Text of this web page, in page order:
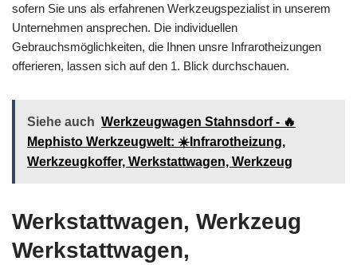
sofern Sie uns als erfahrenen Werkzeugspezialist in unserem
Unternehmen ansprechen. Die individuellen
Gebrauchsmöglichkeiten, die Ihnen unsre Infrarotheizungen
offerieren, lassen sich auf den 1. Blick durchschauen.
Siehe auch Werkzeugwagen Stahnsdorf - 🔥
Mephisto Werkzeugwelt: ☀️Infrarotheizung,
Werkzeugkoffer, Werkstattwagen, Werkzeug
Werkstattwagen, Werkzeug
Werkstattwagen,